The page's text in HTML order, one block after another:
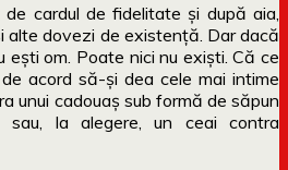
cardul de fidelitate și după aia,
alte dovezi de existență. Dar dacă
ești om. Poate nici nu exiști. Că ce
acord să-și dea cele mai intime
unui cadouaș sub formă de săpun
sau, la alegere, un ceai contra